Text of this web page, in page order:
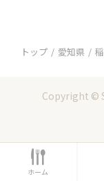
トップ 愛知県
Copyright ©
ホ
ー
ホーム